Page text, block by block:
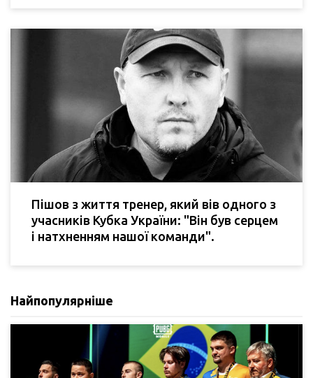
Пішов з життя тренер, який вів одного з
учасників Кубка України: "Він був серцем
і натхненням нашої команди".
Найпопулярніше